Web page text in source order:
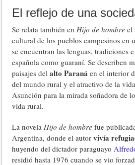
El reflejo de una
Se relata también enHijo de hombre el
cultural de los pueblos campesinos en
se encuentran las lenguas, tradiciones
española como guaraní. Se describen
paisajes delalto Paraná en el interior
del mundo rural y el atractivo de la
Asunción para la mirada soñadora de
vida rural.
La novelaHijo de hombre fue
Argentina, donde el autorvivía
huyendo del dictador paraguayo
residió hasta 1976 cuando se vio